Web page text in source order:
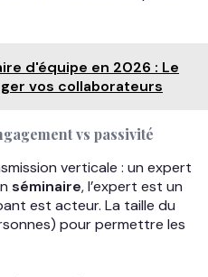
d'équipe en 2026 : Le
vos collaborateurs
vs passivité
verticale : un expert
séminaire, l’expert est un
est acteur. La taille du
pour permettre les